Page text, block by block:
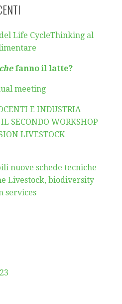
Life CycleThinking al
fanno il latte?
meeting
E INDUSTRIA
SECONDO WORKSHOP
LIVESTOCK
nuove schede tecniche
Livestock, biodiversity
services